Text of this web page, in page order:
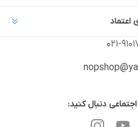
اعتماد
021-
دنبال کنید: